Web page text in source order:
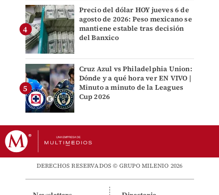
Precio del dólar HOY jueves 6 de
agosto de 2026: Peso mexicano se
mantiene estable tras decisión
del Banxico
Cruz Azul vs Philadelphia Union:
Dónde y a qué hora ver EN VIVO |
Minuto a minuto de la Leagues
Cup 2026
DERECHOS RESERVADOS © GRUPO MILENIO 2026